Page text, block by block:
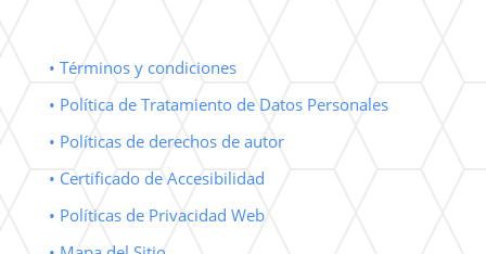
• Términos y condiciones
• Política de Tratamiento de Datos Personales
• Políticas de derechos de autor
• Certificado de Accesibilidad
• Políticas de Privacidad Web